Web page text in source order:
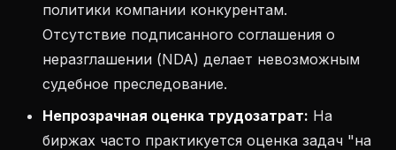
политики компании конкурентам.
Отсутствие подписанного соглашения о
неразглашении (NDA) делает невозможным
судебное преследование.
Непрозрачная оценка трудозатрат: На
биржах часто практикуется оценка задач "на